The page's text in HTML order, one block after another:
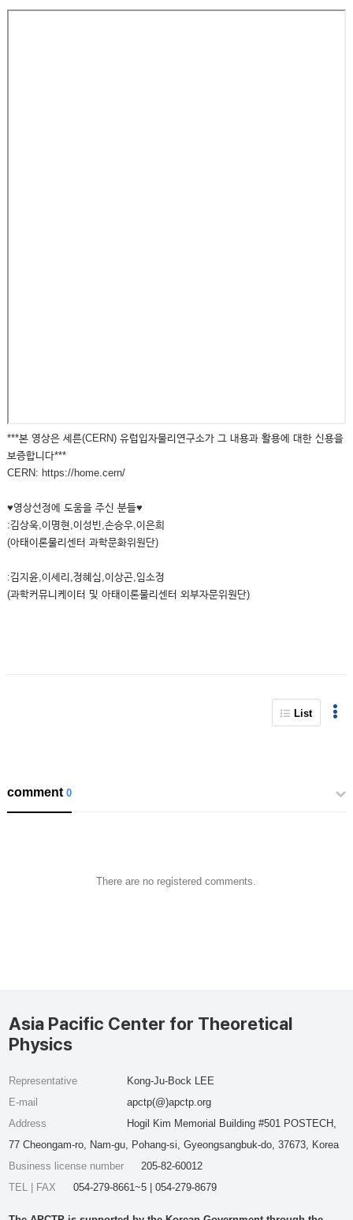
***본 영상은 세른(CERN) 유럽입자물리연구소가 그 내용과 활용에 대한 신용을
보증합니다***
CERN: https://home.cern/
♥영상선정에 도움을 주신 분들♥
:김상욱,이명현,이성빈,손승우,이은희
(아태이론물리센터 과학문화위원단)
:김지윤,이세리,정혜심,이상곤,임소정
(과학커뮤니케이터 및 아태이론물리센터 외부자문위원단)
List
comment0
There are no registered comments.
Asia Pacific Center for Theoretical
Physics
Representative
Kong-Ju-Bock LEE
E-mail
apctp(@)apctp.org
Address
Hogil Kim Memorial Building #501 POSTECH,
77 Cheongam-ro, Nam-gu, Pohang-si, Gyeongsangbuk-do, 37673, Korea
Business license number
205-82-60012
TEL | FAX
054-279-8661~5 | 054-279-8679